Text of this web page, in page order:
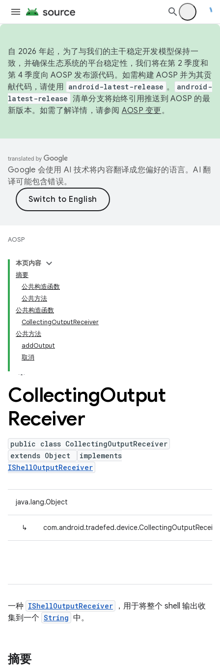
自 2026 年起，为了与我们的主干稳定开发模型保持一
致，并确保生态系统的平台稳定性，我们将在第 2 季度和
第 4 季度向 AOSP 发布源代码。如需构建 AOSP 并为其贡
献代码，请使用 android-latest-release 。
android-
latest-release 清单分支将始终引用推送到 AOSP 的最
新版本。如需了解详情，请参阅 AOSP 变更。
Google 会使用 AI 技术将内容翻译成您偏好的语言。AI 翻
译可能包含错误。
AOSP
本页内容
摘要
公共构造函数
公共方法
公共构造函数
CollectingOutputReceiver
公共方法
addOutput
取消
CollectingOutput
Receiver
public class CollectingOutputReceiver
extends Object
implements
IShellOutputReceiver
java.lang.Object
↳
一种 IShellOutputReceiver
，用于将整个 shell 输出收
集到一个 String 中。
摘要